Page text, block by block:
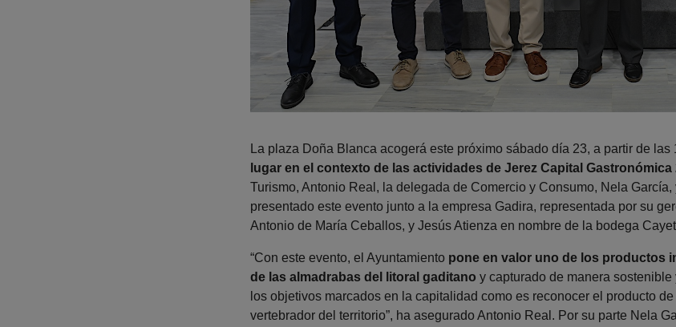
La plaza Doña Blanca acogerá este próximo sábado día 23, a partir de las
lugar en el contexto de las actividades de Jerez Capital Gastronómica
Turismo, Antonio Real, la delegada de Comercio y Consumo, Nela
presentado este evento junto a la empresa Gadira, representada por su
Antonio de María Ceballos, y Jesús Atienza en nombre de la bodega
“Con este evento, el Ayuntamiento pone en valor uno de los productos
de las almadrabas del litoral gaditano y capturado de manera
los objetivos marcados en la capitalidad como es reconocer el producto
vertebrador del territorio”, ha asegurado Antonio Real. Por su parte Nela